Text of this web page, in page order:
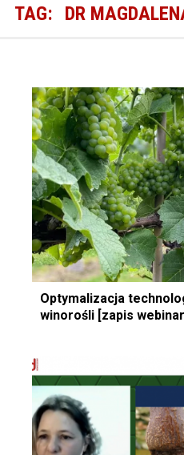
TAG: DR
Optymalizacja
winorośli [zapis